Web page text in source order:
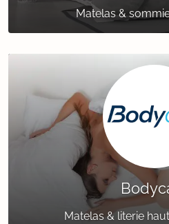
Matelas &
Matelas & literie